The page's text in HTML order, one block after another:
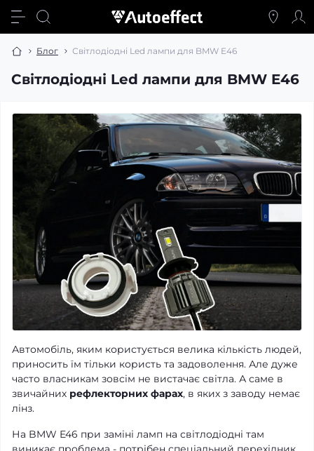
Блог Світлодіодні Led лампи для BMW E46
Світлодіодні Led лампи для BMW E46
Автомобіль, яким користується велика кількість людей,
приносить їм тільки користь та задоволення. Але дуже
часто власникам зовсім не вистачає світла. А саме в
звичайних рефлекторних фарах, в яких з заводу немає
лінз.
На BMW E46 при заміні ламп на світлодіодні там